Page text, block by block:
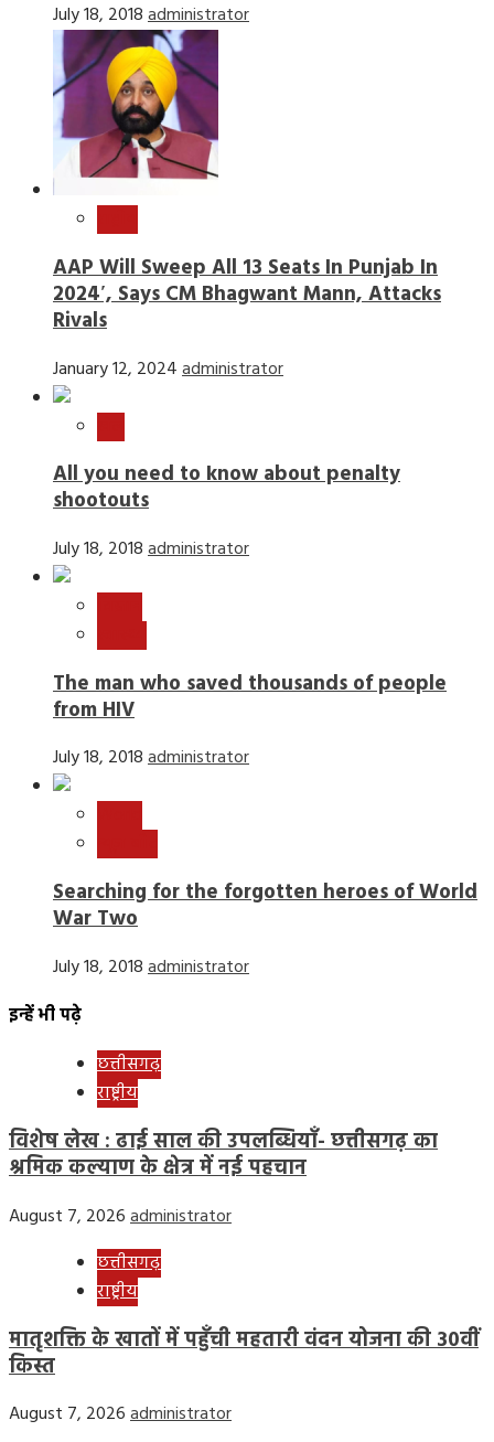
July 18, 2018administrator
AAP Will Sweep All 13 Seats In Punjab In
2024′, Says CM Bhagwant Mann, Attacks
Rivals
January 12, 2024administrator
All you need to know about penalty
shootouts
July 18, 2018administrator
The man who saved thousands of people
from HIV
July 18, 2018administrator
Searching for the forgotten heroes of World
War Two
July 18, 2018administrator
इन्हें भी पढ़े
छत्तीसगढ़
राष्ट्रीय
विशेष लेख : ढाई साल की उपलब्धियाँ- छत्तीसगढ़ का
श्रमिक कल्याण के क्षेत्र में नई पहचान
August 7, 2026administrator
छत्तीसगढ़
राष्ट्रीय
मातृशक्ति के खातों में पहुँची महतारी वंदन योजना की 30वीं
किस्त
August 7, 2026administrator